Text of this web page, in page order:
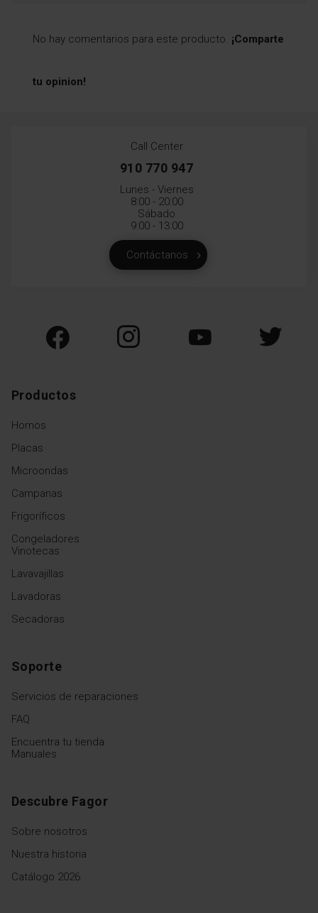
No hay comentarios para este producto. ¡Comparte
tu opinion!
Call Center
910 770 947
Lunes - Viernes
8:00 - 20:00
Sábado
9:00 - 13:00
Contáctanos
Productos
Hornos
Placas
Microondas
Campanas
Frigoríficos
Congeladores
Vinotecas
Lavavajillas
Lavadoras
Secadoras
Soporte
Servicios de reparaciones
FAQ
Encuentra tu tienda
Manuales
Descubre Fagor
Sobre nosotros
Nuestra historia
Catálogo 2026